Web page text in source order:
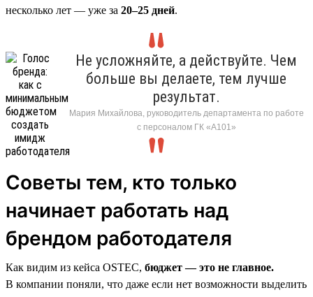
несколько лет — уже за 20–25 дней.
Не усложняйте, а действуйте. Чем
больше вы делаете, тем лучше
результат.
Мария Михайлова, руководитель департамента по работе
с персоналом ГК «А101»
Советы тем, кто только
начинает работать над
брендом работодателя
Как видим из кейса OSTEC, бюджет — это не главное.
В компании поняли, что даже если нет возможности выделить